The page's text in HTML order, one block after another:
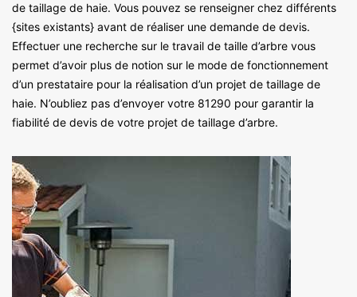
de taillage de haie. Vous pouvez se renseigner chez différents
{sites existants} avant de réaliser une demande de devis.
Effectuer une recherche sur le travail de taille d’arbre vous
permet d’avoir plus de notion sur le mode de fonctionnement
d’un prestataire pour la réalisation d’un projet de taillage de
haie. N’oubliez pas d’envoyer votre 81290 pour garantir la
fiabilité de devis de votre projet de taillage d’arbre.